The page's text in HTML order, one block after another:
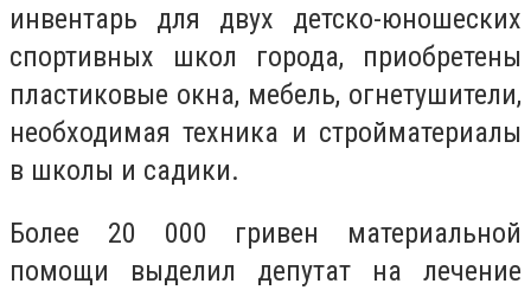
инвентарь для двух детско-юношеских
спортивных школ города, приобретены
пластиковые окна, мебель, огнетушители,
необходимая техника и стройматериалы
в школы и садики.
Более 20 000 гривен материальной
помощи выделил депутат на лечение